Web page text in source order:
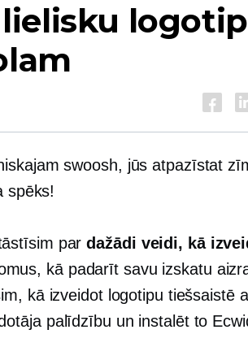
swoosh, jūs atpazīstat
spēks!
pardažādi veidi, kā
kā padarīt savu izskatu
kā izveidot logotipu tiešsaistē
palīdzību un instalēt to